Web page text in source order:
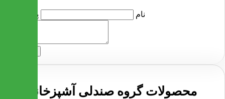
نام پرسش
محصولات گروه صندلی آشپزخانه